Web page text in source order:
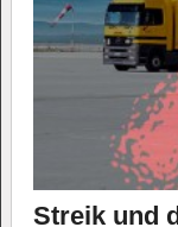
Streik und